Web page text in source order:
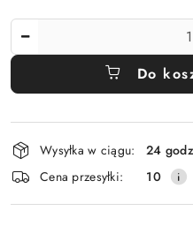
Do
Dostępność
i
dostawa
Wysyłka w ciągu:
24
Cena przesyłki:
10